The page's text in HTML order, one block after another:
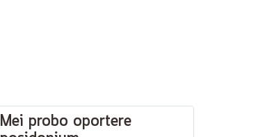
Mei probo oportere